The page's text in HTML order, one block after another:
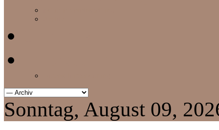
Sonntag, August 09,